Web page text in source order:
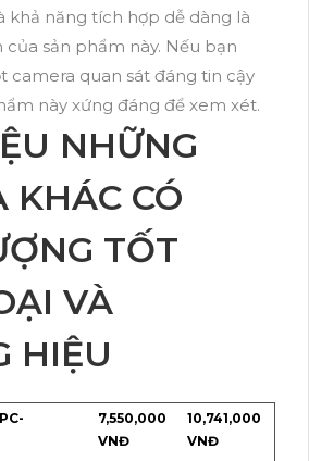
khả năng tích hợp dễ dàng là
sản phẩm này. Nếu bạn
camera quan sát đáng tin cậy
này xứng đáng để xem xét.
NHỮNG
KHÁC CÓ
TỐT
VÀ
HIỆU
7,550,000
VNĐ
10,741,000
VNĐ